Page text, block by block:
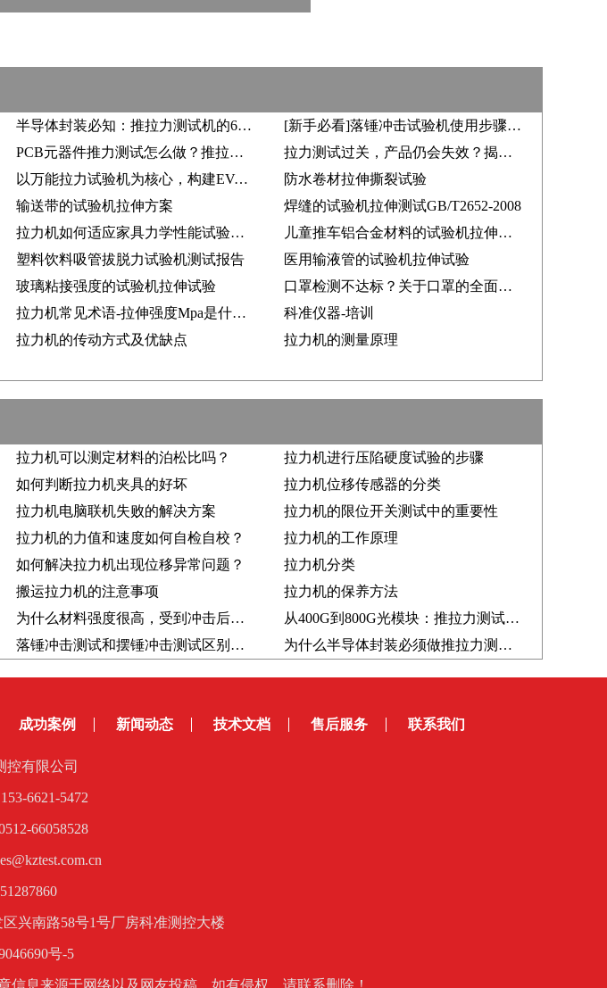
半导体封装必知：推拉力测试机的6大测试场景（焊线/锡球/芯片/凸点/推球/矢量）
[新手必看]落锤冲击试验机使用步骤与规范化作业指南
PCB元器件推力测试怎么做？推拉力测试机厂家实拍测试操作流程
拉力测试过关，产品仍会失效？揭秘不可替代的半导体焊球-剪切测试
以万能拉力试验机为核心，构建EVA复合材料拉伸测试完整方案
防水卷材拉伸撕裂试验
输送带的试验机拉伸方案
焊缝的试验机拉伸测试GB/T2652-2008
拉力机如何适应家具力学性能试验标准GB/T10357
儿童推车铝合金材料的试验机拉伸方案
塑料饮料吸管拔脱力试验机测试报告
医用输液管的试验机拉伸试验
玻璃粘接强度的试验机拉伸试验
口罩检测不达标？关于口罩的全面讲解！点击了解
拉力机常见术语-拉伸强度Mpa是什么意思
科准仪器-培训
拉力机的传动方式及优缺点
拉力机的测量原理
拉力机可以测定材料的泊松比吗？
拉力机进行压陷硬度试验的步骤
如何判断拉力机夹具的好坏
拉力机位移传感器的分类
拉力机电脑联机失败的解决方案
拉力机的限位开关测试中的重要性
拉力机的力值和速度如何自检自校？
拉力机的工作原理
如何解决拉力机出现位移异常问题？
拉力机分类
搬运拉力机的注意事项
拉力机的保养方法
为什么材料强度很高，受到冲击后仍会失效？落锤冲击试验机揭秘原因
从400G到800G光模块：推拉力测试仪如何保障封装连接可靠性？
落锤冲击测试和摆锤冲击测试区别在哪里？从测试方法到应用场景解析 为什么半导体封装必须做推拉力测试？3个原因告诉你
成功案例 新闻动态 技术文档 售后服务 联系我们
控有限公司
6621-5472
66058528
兴南路58号1号厂房科准测控大楼
号-5
信息来源于网络以及网友投稿，如有侵权，请联系删除！